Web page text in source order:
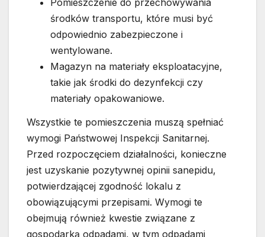
Pomieszczenie do przechowywania
środków transportu, które musi być
odpowiednio zabezpieczone i
wentylowane.
Magazyn na materiały eksploatacyjne,
takie jak środki do dezynfekcji czy
materiały opakowaniowe.
Wszystkie te pomieszczenia muszą spełniać
wymogi Państwowej Inspekcji Sanitarnej.
Przed rozpoczęciem działalności, konieczne
jest uzyskanie pozytywnej opinii sanepidu,
potwierdzającej zgodność lokalu z
obowiązującymi przepisami. Wymogi te
obejmują również kwestie związane z
gospodarką odpadami, w tym odpadami